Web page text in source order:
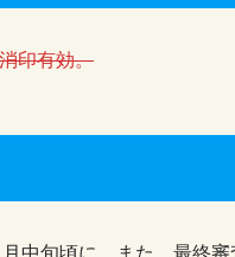
印有効。
中旬頃に、また、最終